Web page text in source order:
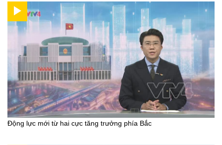
Động lực mới từ hai cực tăng trưởng phía Bắc